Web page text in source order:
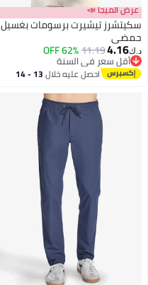
عرض الميجا 📣
سكيتشرز تيشيرت برسومات بغسيل
حمضي
د.ك‏4.16
11.19
62% OFF
أقل سعر في السنة
أقل سعر في السنة
احصل عليه خلال 13 - 14